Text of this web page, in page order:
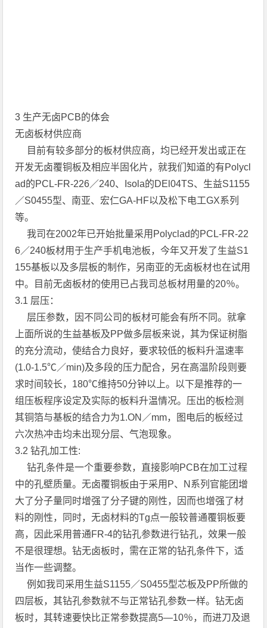
3 生产无卤PCB的体会
无卤板材供应商
目前有较多部分的板材供应商，均已经开发出或正在
开发无卤覆铜板及相应半固化片，就我们知道的有Polycl
ad的PCL-FR-226／240、Isola的DEl04TS、生益S1155
／S0455型、南亚、宏仁GA-HF以及松下电工GX系列
等。
我司在2002年已开始批量采用Polyclad的PCL-FR-22
6／240板材用于生产手机电池板，今年又开发了生益S1
155基板以及多层板的制作，另南亚的无卤板材也在试用
中。目前无卤板材的使用已占我司总板材用量的20％。
3.1 层压：
层压参数，因不同公司的板材可能会有所不同。就拿
上面所说的生益基板及PP做多层板来说，其为保证树脂
的充分流动，使结合力良好，要求较低的板料升温速率
(1.0-1.5℃／min)及多段的压力配合，另在高温阶段则要
求时间较长，180℃维持50分钟以上。以下是推荐的一
组压板程序设定及实际的板料升温情况。压出的板检测
其铜箔与基板的结合力为1.ON／mm，图电后的板经过
六次热冲击均未出现分层、气泡现象。
3.2 钻孔加工性:
钻孔条件是一个重要参数，直接影响PCB在加工过程
中的孔壁质量。无卤覆铜板由于采用P、N系列官能团增
大了分子量同时增强了分子键的刚性，因而也增强了材
料的刚性，同时，无卤材料的Tg点一般较普通覆铜板要
高，因此采用普通FR-4的钻孔参数进行钻孔，效果一般
不是很理想。钻无卤板时，需在正常的钻孔条件下，适
当作一些调整。
例如我司采用生益S1155／S0455型芯板及PP所做的
四层板，其钻孔参数就不与正常钻孔参数一样。钻无卤
板时，其转速要快比正常参数提高5—10％，而进刀及退